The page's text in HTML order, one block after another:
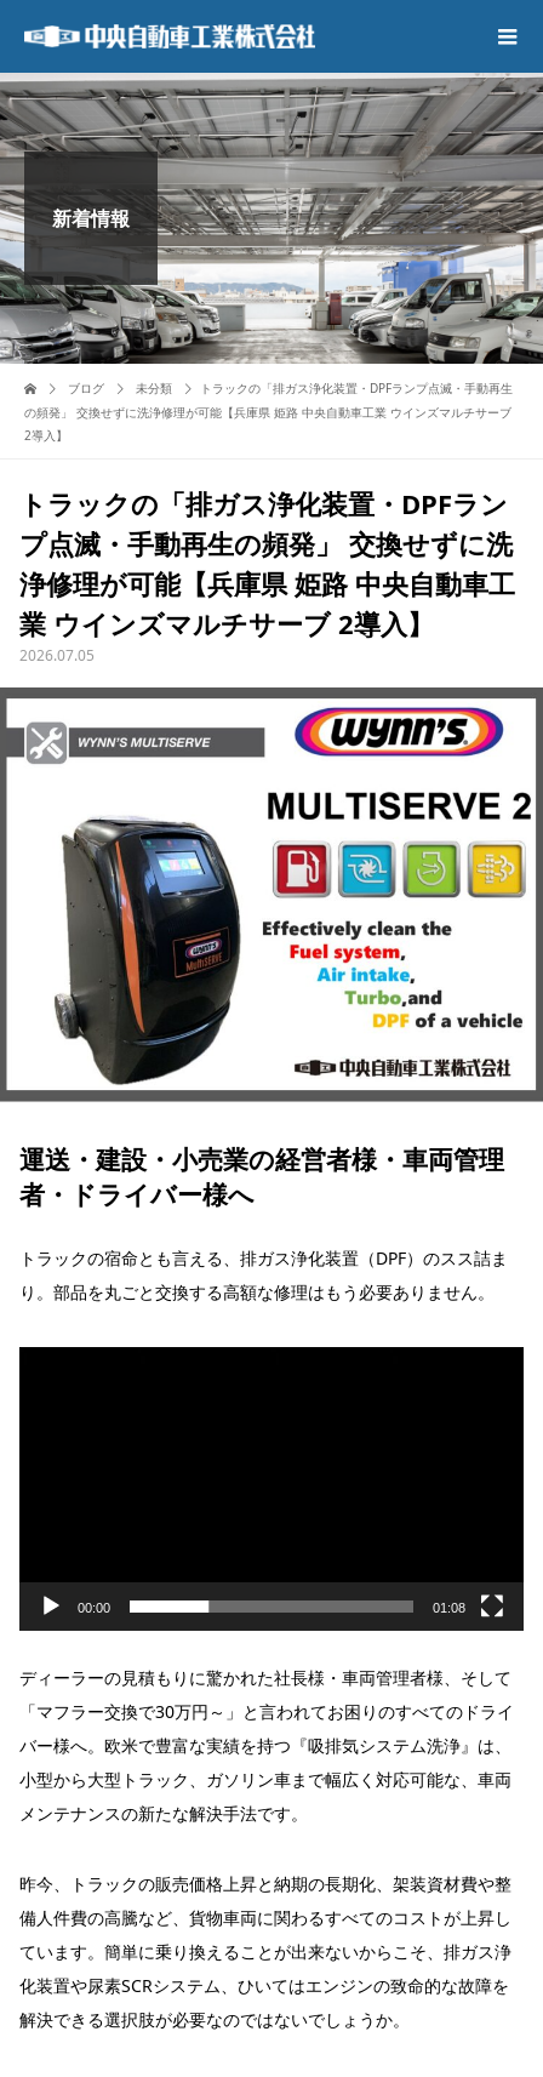
新着情報
ブログ 未分類
トラックの「排ガス浄化装置・DPFランプ点滅・手動再生
の頻発」 交換せずに洗浄修理が可能【兵庫県 姫路 中央自動車工業 ウインズマルチサーブ
2導入】
トラックの「排ガス浄化装置・DPFラン
プ点滅・手動再生の頻発」 交換せずに洗
浄修理が可能【兵庫県 姫路 中央自動車工
業 ウインズマルチサーブ 2導入】
2026.07.05
運送・建設・小売業の経営者様・車両管理
者・ドライバー様へ
トラックの宿命とも言える、排ガス浄化装置（DPF）のスス詰ま
り。部品を丸ごと交換する高額な修理はもう必要ありません。
動
00:00 01:08
ディーラーの見積もりに驚かれた社長様・車両管理者様、そして
「マフラー交換で30万円～」と言われてお困りのすべてのドライ
バー様へ。欧米で豊富な実績を持つ『吸排気システム洗浄』は、
小型から大型トラック、ガソリン車まで幅広く対応可能な、車両
メンテナンスの新たな解決手法です。
昨今、トラックの販売価格上昇と納期の長期化、架装資材費や整
備人件費の高騰など、貨物車両に関わるすべてのコストが上昇し
ています。簡単に乗り換えることが出来ないからこそ、排ガス浄
化装置や尿素SCRシステム、ひいてはエンジンの致命的な故障を
解決できる選択肢が必要なのではないでしょうか。